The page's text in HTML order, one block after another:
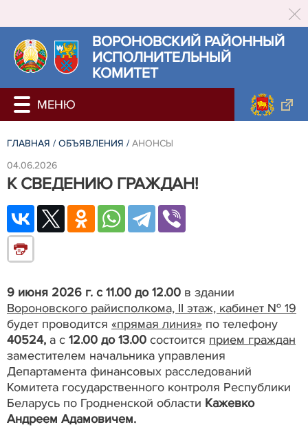
ВОРОНОВСКИЙ РАЙОННЫЙ
ИСПОЛНИТЕЛЬНЫЙ
КОМИТЕТ
ГЛАВНАЯ / ОБЪЯВЛЕНИЯ / АНОНСЫ
04.06.2026
К СВЕДЕНИЮ ГРАЖДАН!
9 июня 2026 г. с 11.00 до 12.00 в здании
Вороновского райисполкома, II этаж, кабинет № 19
будет проводится «прямая линия» по телефону
40524, а с 12.00 до 13.00 состоится прием граждан
заместителем начальника управления
Департамента финансовых расследований
Комитета государственного контроля Республики
Беларусь по Гродненской области Кажевко
Андреем Адамовичем.